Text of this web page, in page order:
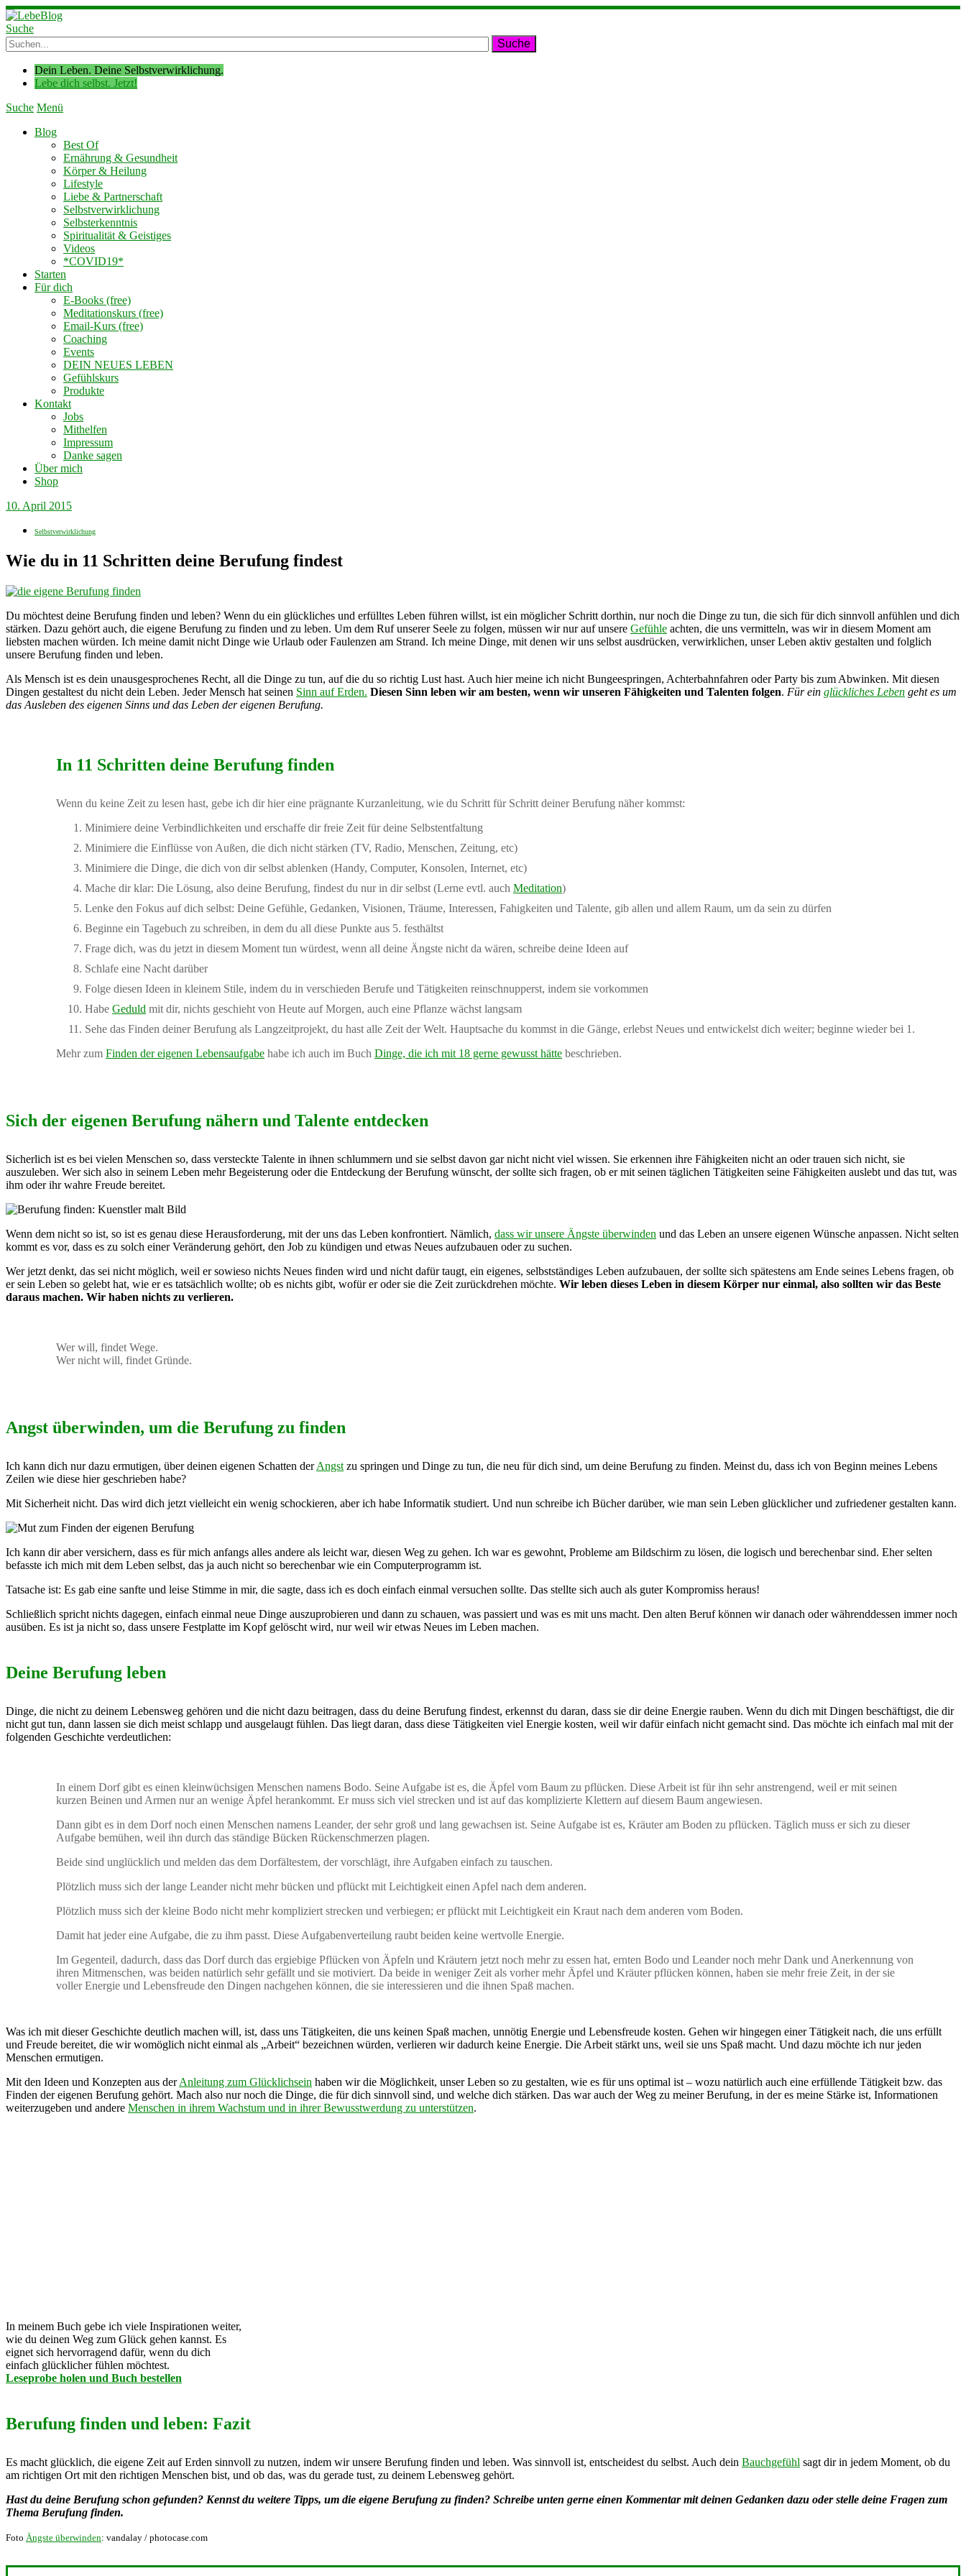
Suche
Dein Leben. Deine Selbstverwirklichung.
Lebe dich selbst. Jetzt!
Suche Menü
Blog
Best Of
Ernährung & Gesundheit
Körper & Heilung
Lifestyle
Liebe & Partnerschaft
Selbstverwirklichung
Selbsterkenntnis
Spiritualität & Geistiges
Videos
*COVID19*
Starten
Für dich
E-Books (free)
Meditationskurs (free)
Email-Kurs (free)
Coaching
Events
DEIN NEUES LEBEN
Gefühlskurs
Produkte
Kontakt
Jobs
Mithelfen
Impressum
Danke sagen
Über mich
Shop
10. April 2015
Selbstverwirklichung
Wie du in 11 Schritten deine Berufung findest
Du möchtest deine Berufung finden und leben? Wenn du ein glückliches und erfülltes Leben führen willst, ist ein möglicher Schritt dorthin, nur noch die Dinge zu tun, die sich für dich sinnvoll anfühlen und dich
stärken. Dazu gehört auch, die eigene Berufung zu finden und zu leben. Um dem Ruf unserer Seele zu folgen, müssen wir nur auf unsere Gefühle achten, die uns vermitteln, was wir in diesem Moment am
liebsten machen würden. Ich meine damit nicht Dinge wie Urlaub oder Faulenzen am Strand. Ich meine Dinge, mit denen wir uns selbst ausdrücken, verwirklichen, unser Leben aktiv gestalten und folglich
unsere Berufung finden und leben.
Als Mensch ist es dein unausgesprochenes Recht, all die Dinge zu tun, auf die du so richtig Lust hast. Auch hier meine ich nicht Bungeespringen, Achterbahnfahren oder Party bis zum Abwinken. Mit diesen
Dingen gestaltest du nicht dein Leben. Jeder Mensch hat seinen Sinn auf Erden. Diesen Sinn leben wir am besten, wenn wir unseren Fähigkeiten und Talenten folgen. Für ein glückliches Leben geht es um
das Ausleben des eigenen Sinns und das Leben der eigenen Berufung.
In 11 Schritten deine Berufung finden
Wenn du keine Zeit zu lesen hast, gebe ich dir hier eine prägnante Kurzanleitung, wie du Schritt für Schritt deiner Berufung näher kommst:
Minimiere deine Verbindlichkeiten und erschaffe dir freie Zeit für deine Selbstentfaltung
Minimiere die Einflüsse von Außen, die dich nicht stärken (TV, Radio, Menschen, Zeitung, etc)
Minimiere die Dinge, die dich von dir selbst ablenken (Handy, Computer, Konsolen, Internet, etc)
Mache dir klar: Die Lösung, also deine Berufung, findest du nur in dir selbst (Lerne evtl. auch Meditation)
Lenke den Fokus auf dich selbst: Deine Gefühle, Gedanken, Visionen, Träume, Interessen, Fahigkeiten und Talente, gib allen und allem Raum, um da sein zu dürfen
Beginne ein Tagebuch zu schreiben, in dem du all diese Punkte aus 5. festhältst
Frage dich, was du jetzt in diesem Moment tun würdest, wenn all deine Ängste nicht da wären, schreibe deine Ideen auf
Schlafe eine Nacht darüber
Folge diesen Ideen in kleinem Stile, indem du in verschieden Berufe und Tätigkeiten reinschnupperst, indem sie vorkommen
Habe Geduld mit dir, nichts geschieht von Heute auf Morgen, auch eine Pflanze wächst langsam
Sehe das Finden deiner Berufung als Langzeitprojekt, du hast alle Zeit der Welt. Hauptsache du kommst in die Gänge, erlebst Neues und entwickelst dich weiter; beginne wieder bei 1.
Mehr zum Finden der eigenen Lebensaufgabe habe ich auch im Buch Dinge, die ich mit 18 gerne gewusst hätte beschrieben.
Sich der eigenen Berufung nähern und Talente entdecken
Sicherlich ist es bei vielen Menschen so, dass versteckte Talente in ihnen schlummern und sie selbst davon gar nicht nicht viel wissen. Sie erkennen ihre Fähigkeiten nicht an oder trauen sich nicht, sie
auszuleben. Wer sich also in seinem Leben mehr Begeisterung oder die Entdeckung der Berufung wünscht, der sollte sich fragen, ob er mit seinen täglichen Tätigkeiten seine Fähigkeiten auslebt und das tut, was
ihm oder ihr wahre Freude bereitet.
Wenn dem nicht so ist, so ist es genau diese Herausforderung, mit der uns das Leben konfrontiert. Nämlich, dass wir unsere Ängste überwinden und das Leben an unsere eigenen Wünsche anpassen. Nicht selten
kommt es vor, dass es zu solch einer Veränderung gehört, den Job zu kündigen und etwas Neues aufzubauen oder zu suchen.
Wer jetzt denkt, das sei nicht möglich, weil er sowieso nichts Neues finden wird und nicht dafür taugt, ein eigenes, selbstständiges Leben aufzubauen, der sollte sich spätestens am Ende seines Lebens fragen, ob
er sein Leben so gelebt hat, wie er es tatsächlich wollte; ob es nichts gibt, wofür er oder sie die Zeit zurückdrehen möchte. Wir leben dieses Leben in diesem Körper nur einmal, also sollten wir das Beste
daraus machen. Wir haben nichts zu verlieren.
Wer will, findet Wege.
Wer nicht will, findet Gründe.
Angst überwinden, um die Berufung zu finden
Ich kann dich nur dazu ermutigen, über deinen eigenen Schatten derAngst zu springen und Dinge zu tun, die neu für dich sind, um deine Berufung zu finden. Meinst du, dass ich von Beginn meines Lebens
Zeilen wie diese hier geschrieben habe?
Mit Sicherheit nicht. Das wird dich jetzt vielleicht ein wenig schockieren, aber ich habe Informatik studiert. Und nun schreibe ich Bücher darüber, wie man sein Leben glücklicher und zufriedener gestalten kann.
Ich kann dir aber versichern, dass es für mich anfangs alles andere als leicht war, diesen Weg zu gehen. Ich war es gewohnt, Probleme am Bildschirm zu lösen, die logisch und berechenbar sind. Eher selten
befasste ich mich mit dem Leben selbst, das ja auch nicht so berechenbar wie ein Computerprogramm ist.
Tatsache ist: Es gab eine sanfte und leise Stimme in mir, die sagte, dass ich es doch einfach einmal versuchen sollte. Das stellte sich auch als guter Kompromiss heraus!
Schließlich spricht nichts dagegen, einfach einmal neue Dinge auszuprobieren und dann zu schauen, was passiert und was es mit uns macht. Den alten Beruf können wir danach oder währenddessen immer noch
ausüben. Es ist ja nicht so, dass unsere Festplatte im Kopf gelöscht wird, nur weil wir etwas Neues im Leben machen.
Deine Berufung leben
Dinge, die nicht zu deinem Lebensweg gehören und die nicht dazu beitragen, dass du deine Berufung findest, erkennst du daran, dass sie dir deine Energie rauben. Wenn du dich mit Dingen beschäftigst, die dir
nicht gut tun, dann lassen sie dich meist schlapp und ausgelaugt fühlen. Das liegt daran, dass diese Tätigkeiten viel Energie kosten, weil wir dafür einfach nicht gemacht sind. Das möchte ich einfach mal mit der
folgenden Geschichte verdeutlichen:
In einem Dorf gibt es einen kleinwüchsigen Menschen namens Bodo. Seine Aufgabe ist es, die Äpfel vom Baum zu pflücken. Diese Arbeit ist für ihn sehr anstrengend, weil er mit seinen
kurzen Beinen und Armen nur an wenige Äpfel herankommt. Er muss sich viel strecken und ist auf das komplizierte Klettern auf diesem Baum angewiesen.
Dann gibt es in dem Dorf noch einen Menschen namens Leander, der sehr groß und lang gewachsen ist. Seine Aufgabe ist es, Kräuter am Boden zu pflücken. Täglich muss er sich zu dieser
Aufgabe bemühen, weil ihn durch das ständige Bücken Rückenschmerzen plagen.
Beide sind unglücklich und melden das dem Dorfältestem, der vorschlägt, ihre Aufgaben einfach zu tauschen.
Plötzlich muss sich der lange Leander nicht mehr bücken und pflückt mit Leichtigkeit einen Apfel nach dem anderen.
Plötzlich muss sich der kleine Bodo nicht mehr kompliziert strecken und verbiegen; er pflückt mit Leichtigkeit ein Kraut nach dem anderen vom Boden.
Damit hat jeder eine Aufgabe, die zu ihm passt. Diese Aufgabenverteilung raubt beiden keine wertvolle Energie.
Im Gegenteil, dadurch, dass das Dorf durch das ergiebige Pflücken von Äpfeln und Kräutern jetzt noch mehr zu essen hat, ernten Bodo und Leander noch mehr Dank und Anerkennung von
ihren Mitmenschen, was beiden natürlich sehr gefällt und sie motiviert. Da beide in weniger Zeit als vorher mehr Äpfel und Kräuter pflücken können, haben sie mehr freie Zeit, in der sie
voller Energie und Lebensfreude den Dingen nachgehen können, die sie interessieren und die ihnen Spaß machen.
Was ich mit dieser Geschichte deutlich machen will, ist, dass uns Tätigkeiten, die uns keinen Spaß machen, unnötig Energie und Lebensfreude kosten. Gehen wir hingegen einer Tätigkeit nach, die uns erfüllt
und Freude bereitet, die wir womöglich nicht einmal als „Arbeit“ bezeichnen würden, verlieren wir dadurch keine Energie. Die Arbeit stärkt uns, weil sie uns Spaß macht. Und dazu möchte ich nur jeden
Menschen ermutigen.
Mit den Ideen und Konzepten aus derAnleitung zum Glücklichsein haben wir die Möglichkeit, unser Leben so zu gestalten, wie es für uns optimal ist – wozu natürlich auch eine erfüllende Tätigkeit bzw. das
Finden der eigenen Berufung gehört. Mach also nur noch die Dinge, die für dich sinnvoll sind, und welche dich stärken. Das war auch der Weg zu meiner Berufung, in der es meine Stärke ist, Informationen
weiterzugeben und andere Menschen in ihrem Wachstum und in ihrer Bewusstwerdung zu unterstützen.
In meinem Buch gebe ich viele Inspirationen weiter,
wie du deinen Weg zum Glück gehen kannst. Es
eignet sich hervorragend dafür, wenn du dich
einfach glücklicher fühlen möchtest.
Leseprobe holen und Buch bestellen
Berufung finden und leben: Fazit
Es macht glücklich, die eigene Zeit auf Erden sinnvoll zu nutzen, indem wir unsere Berufung finden und leben. Was sinnvoll ist, entscheidest du selbst. Auch dein Bauchgefühl sagt dir in jedem Moment, ob du
am richtigen Ort mit den richtigen Menschen bist, und ob das, was du gerade tust, zu deinem Lebensweg gehört.
Hast du deine Berufung schon gefunden? Kennst du weitere Tipps, um die eigene Berufung zu finden? Schreibe unten gerne einen Kommentar mit deinen Gedanken dazu oder stelle deine Fragen zum
Thema Berufung finden.
Foto Ängste überwinden: vandalay / photocase.com